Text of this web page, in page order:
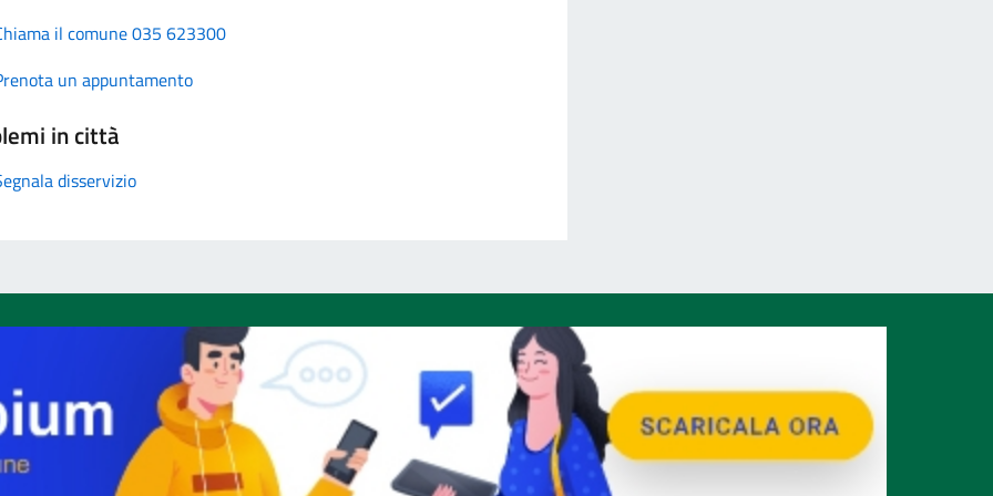
il comune 035 623300
un appuntamento
in città
disservizio